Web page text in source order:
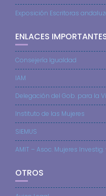
Exposición Escritoras
ENLACES
Consejería Igualdad
IAM
Delegación del Gob. para la
Instituto de las Mujeres
SIEMUS
AMIT – Asoc. Mujeres Investig.
OTROS